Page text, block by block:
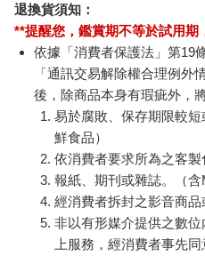
退換貨須知：
**提醒您，鑑賞期不等於試用期
依據「消費者保護法」第19
「通訊交易解除權合理例外
後，除商品本身有瑕疵外，
易於腐敗、保存期限較
鮮食品）
依消費者要求所為之客製
報紙、期刊或雜誌。（含
經消費者拆封之影音商品
非以有形媒介提供之數
上服務，經消費者事先